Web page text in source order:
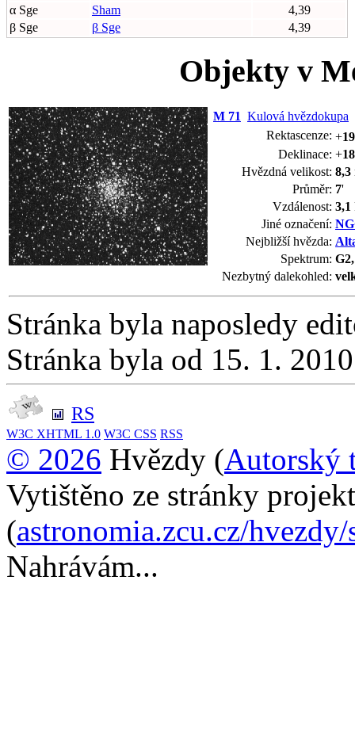
α Sge
Sham
4,39
β Sge
β Sge 4,39
Objekty v
M 71 Kulová hvězdokupa
Rektascenze: +19
Deklinace: +18
Hvězdná velikost: 8,3
Průměr: 7'
Vzdálenost: 3,1
Jiné označení:
Nejbližší hvězda:
Spektrum:
Nezbytný dalekohled:
Stránka byla naposledy
Stránka byla od 15. 1.
RS
W3C XHTML 1.0 W3C CSS RSS
© 2026 Hvězdy (Autorský
Vytištěno ze stránky
(astronomia.zcu.cz/
Nahrávám...